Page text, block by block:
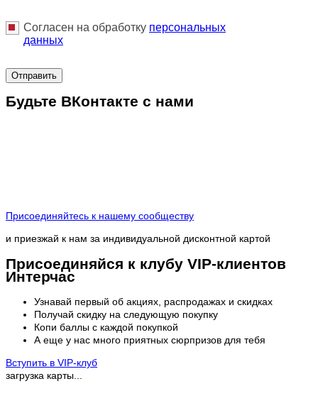
Согласен на обработку персональныx
данных
Отправить
Будьте ВКонтакте с нами
Присоединяйтесь к нашему сообществу
и приезжай к нам за индивидуальной дисконтной картой
Присоединяйся к клубу VIP-клиентов
Интерчас
Узнавай первый об акциях, распродажах и скидках
Получай скидку на следующую покупку
Копи баллы с каждой покупкой
А еще у нас много приятных сюрпризов для тебя
Вступить в VIP-клуб
загрузка карты...